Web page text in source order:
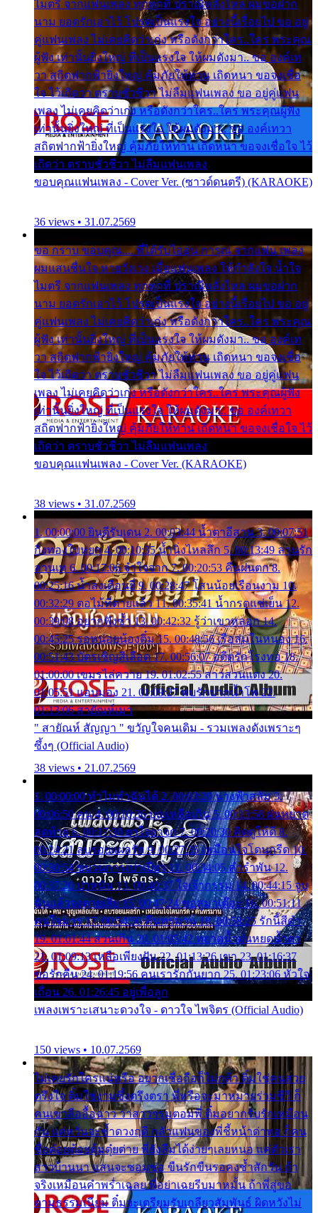
ไมตรี จากแฟนเพลง ทุกทุกที่ ปราณีหลั่งไหล ผมขอฝาก
นาม ยอดรักเอาไว้ โปรดเป็นแรงใจ อย่างนี้เรื่อยไป ขอ อยู่
คู่แฟนเพลง ไม่เคยคิดว่าเก่ง หรือดังกว่าใคร..ใคร พระคุณ
ผู้ฟัง เท่านั้นยิ่งใหญ่ ที่เป็นแรงใจ ให้ผมดังมา.. ขอ องค์เท
วา สถิตฟากฟ้ายิ่งใหญ่ คุ้มภัยให้ท่าน เถิดหนา ขอจงเชื่อ
ใจ ไว้เถิดว่า ตราบชั่วชีวา ไม่ลืมแฟนเพลง ขอ อยู่คู่แฟน
เพลง ไม่เคยคิดว่าเก่ง หรือดังกว่าใคร..ใคร พระคุณผู้ฟัง
เท่านั้นยิ่งใหญ่ ที่เป็นแรงใจ ให้ผมดังมา.. ขอ องค์เทวา
สถิตฟากฟ้ายิ่งใหญ่ คุ้มภัยให้ท่าน เถิดหนา ขอจงเชื่อใจ ไว้
เถิดว่า ตราบชั่วชีวา ไม่ลืมแฟนเพลง
ขอบคุณแฟนเพลง - Cover Ver. (ซาวด์ดนตรี) (KARAOKE)
36 views • 31.07.2569
ขอ กราบ ขอบคุณ.... ที่ได้รับไออุ่น การุณ จากแฟน เพลง
ผมแสนชื่นใจ หายวังเวง เมื่อแฟนเพลง ให้กำลังใจ น้ำใจ
ไมตรี จากแฟนเพลง ทุกทุกที่ ปราณีหลั่งไหล ผมขอฝาก
นาม ยอดรักเอาไว้ โปรดเป็นแรงใจ อย่างนี้เรื่อยไป ขอ อยู่
คู่แฟนเพลง ไม่เคยคิดว่าเก่ง หรือดังกว่าใคร..ใคร พระคุณ
ผู้ฟัง เท่านั้นยิ่งใหญ่ ที่เป็นแรงใจ ให้ผมดังมา.. ขอ องค์เท
วา สถิตฟากฟ้ายิ่งใหญ่ คุ้มภัยให้ท่าน เถิดหนา ขอจงเชื่อ
ใจ ไว้เถิดว่า ตราบชั่วชีวา ไม่ลืมแฟนเพลง ขอ อยู่คู่แฟน
เพลง ไม่เคยคิดว่าเก่ง หรือดังกว่าใคร..ใคร พระคุณผู้ฟัง
เท่านั้นยิ่งใหญ่ ที่เป็นแรงใจ ให้ผมดังมา.. ขอ องค์เทวา
สถิตฟากฟ้ายิ่งใหญ่ คุ้มภัยให้ท่าน เถิดหนา ขอจงเชื่อใจ ไว้
เถิดว่า ตราบชั่วชีวา ไม่ลืมแฟนเพลง
ขอบคุณแฟนเพลง - Cover Ver. (KARAOKE)
38 views • 31.07.2569
1. 00:00:00 ยินดีรับเดน 2. 00:03:44 น้ำตาอีสาน 3. 00:07:51
กิ่งทองใบหยก 4. 00:10:35 น้ำนิ่งไหลลึก 5. 00:13:49 ลานรัก
ลานเท 6. 00:17:06 จำใจจาก 7. 00:20:53 คืนฝนตก 8.
00:25:16 น้ำลงเดือนยี่ 9. 00:28:47 โสนน้อยเรือนงาม 10.
00:32:29 ตอไม้ที่ตายแล้ว 11. 00:35:41 น้ำกรดแช่เย็น 12.
00:39:08 อยากฟังซ้ำ 13. 00:42:32 รู้ว่าเขาหลอก 14.
00:45:25 รอหน่อยน้องติ๋ม 15. 00:48:56 เรือล่มในหนอง 16.
00:51:43 บัตรเชิญสีเลือด 17. 00:56:07 อดีตรักโรงทอ 18.
01:00:00 เขมรไล่ควาย 19. 01:02:55 สาวสวนแตง 20.
01:05:51 แอบมอง 21. 01:09:27 พบรักปากน้ำโพ 22.
01:13:06 สายัณห์เมา
" สายัณห์ สัญญา " ขวัญใจคนเดิม - รวมเพลงดังเพราะๆ
ซึ้งๆ (Official Audio)
38 views • 21.07.2569
1. 00:00:00 ทำไมทำฉันได้ 2. 00:03:20 นางฟ้าสลัม 3.
00:06:50 คน 4. 00:10:36 บุญเหลือเกิน 5. 00:13:58 ฝนหยาด
สุดท้าย 6. 00:17:30 ยาใจยาจก 7. 00:20:30 คิดดูให้ดี 8.
00:24:21 ลบรอยแผลรัก 9. 00:27:35 เหมือนใจโดนกรีด 10.
00:30:54 ขบวนการเปาเปียว 11. 00:34:05 คำรำพัน 12.
00:37:20 ปาหนัน 13. 00:40:37 ใจเจ้ากรรม 14. 00:44:15 จูบ
ฉันแล้วจงตายเสีย 15. 00:47:24 ขอสูมาเต๊อะ 16. 00:51:11
คนใจมาร 17. 00:54:50 คืนทรมาน 18. 00:58:25 รักนี้สีดำ
19. 01:01:44 ส่วนเกิน 20. 01:05:42 หยาดน้ำฝนหยดน้ำตา
21. 01:09:13 เหลือเพียงฝัน 22. 01:13:26 เขา 23. 01:16:37
ขอรักคืน 24. 01:19:56 คนเรารักกันยาก 25. 01:23:06 หัวใจ
เถื่อน 26. 01:26:45 อยู่เพื่อลูก
เพลงเพราะเสนาะดวงใจ - ดาวใจ ไพจิตร (Official Audio)
150 views • 10.07.2569
ไม่เคยรักใครแน่หรือ อยากเชื่อถือก็ไม่กล้า ติ๋มใช่คนสวย
ตรึงใจ ติ๋มใช่งามซึ้งตรึงตรา พี่หรือจะมาหมายร่วมชีวี ก็
คนเขาลืออื้อฉาว ว่าสาวๆรุมตอมพี่ ติ๋มอยากรับรักเหมือน
กัน แต่หวั่นจะช้ำดวงฤดี กลัวแฟนของพี่ชี้หน้าด่าทอ ก็คน
ชื่อต๋อยต้อยตุ้มตุ๋ยต่าย พี่ยังลืมได้ง่ายๆเลยหนอ แค่ตัวเรา
สาวบ้านนา แสนจะซอมซ่อ ขืนรักขืนรอคงช้ำสักวัน ถ้า
จริงเหมือนคำพร่ำเฉลย พี่อย่าเฉยรีบมาหมั้น ถ้าพี่สู่ขอ
ตามธรรมเนียม ติ๋มจะเตรียมรับเกลียวสัมพันธ์ ผิดหวังไม่